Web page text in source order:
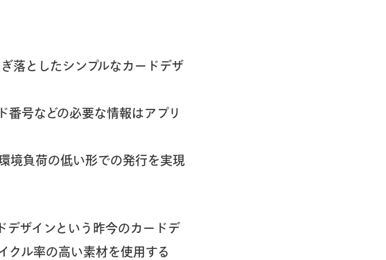
落としたシンプルなカードデザ
番号などの必要な情報はアプリ
境負荷の低い形での発行を実現
デザインという昨今のカードデ
クル率の高い素材を使用する